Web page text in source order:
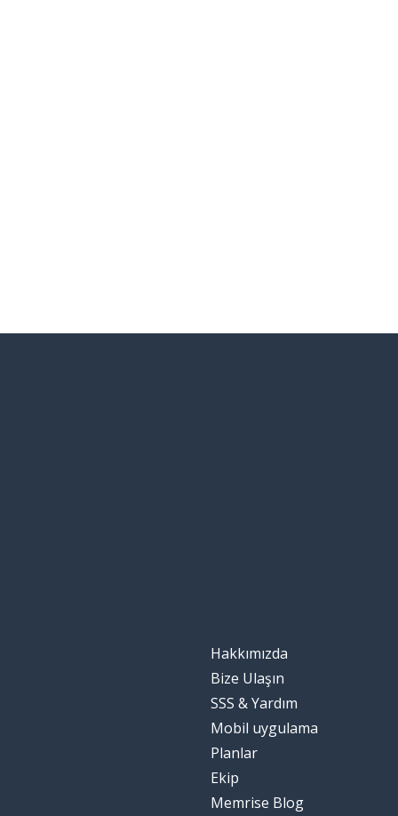
Hakkımızda
Bize Ulaşın
SSS & Yardım
Mobil uygulama
Planlar
Ekip
Memrise Blog